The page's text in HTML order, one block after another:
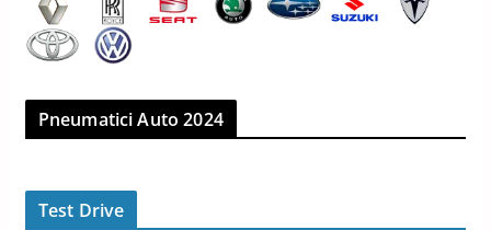
Pneumatici Auto 2024
Test Drive